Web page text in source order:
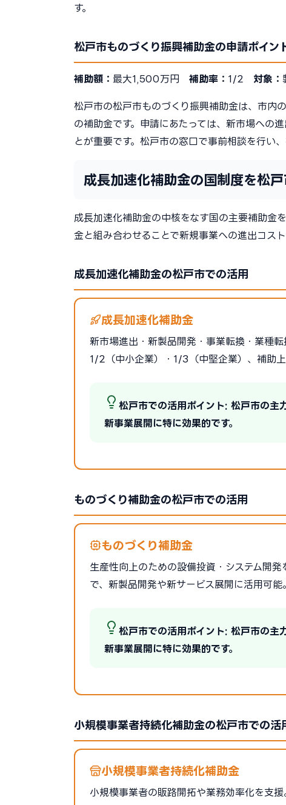
す。
松戸市ものづくり振興補助金の申請ポイン
補助額： 最大1,500万円 補助率： 1/2 対象：
松戸市の松戸市ものづくり振興補助金は、市内
の補助金です。申請にあたっては、新市場への
とが重要です。松戸市の窓口で事前相談を行い
成長加速化補助金の国制度を松戸
成長加速化補助金の中核をなす国の主要補助金
金と組み合わせることで新規事業への進出コスト
成長加速化補助金の松戸市での活用
成長加速化補助金
新市場進出・新製品開発・事業転換・業種
1/2（中小企業）・1/3（中堅企業）、補助
松戸市での活用ポイント: 松戸市の主
新事業展開に特に効果的です。
ものづくり補助金の松戸市での活用
ものづくり補助金
生産性向上のための設備投資・システム開
で、新製品開発や新サービス展開に活用可能。
松戸市での活用ポイント: 松戸市の主
新事業展開に特に効果的です。
小規模事業者持続化補助金の松戸市での活
小規模事業者持続化補助金
小規模事業者の販路開拓や業務効率化を支